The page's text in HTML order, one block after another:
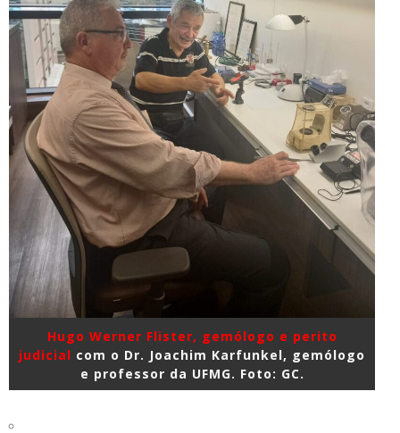
Hugo Werner Flister, gemólogo e perito
judicial com o Dr. Joachim Karfunkel, gemólogo
e professor da UFMG. Foto: GC.